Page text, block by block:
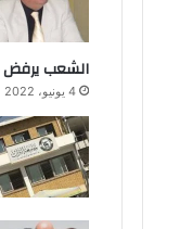
الشعب يرفض
4 يونيو، 2022